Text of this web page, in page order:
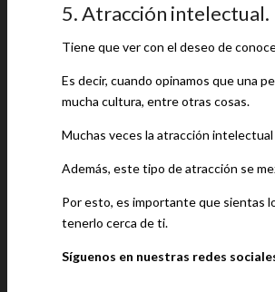
5. Atracción intelectual.
Tiene que ver con el deseo de
Es decir, cuando opinamos que una
mucha cultura, entre otras cosas.
Muchas veces la atracción
Además, este tipo de atracción se
Por esto, es importante que sientas
tenerlo cerca de ti.
Síguenos en nuestras redes